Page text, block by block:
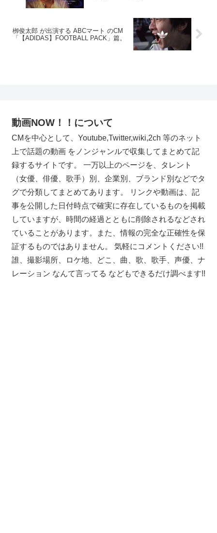
栁俊太郎 が出演する ABCマート のCM
「【ADIDAS】FOOTBALL PACK」篇。
動画NOW！！について
CMを中心として、Youtube,Twitter,wiki,2ch 等のネット
上で話題の動画 をノンジャンルで収集してまとめて記
録するサイトです。 一万以上のページを、タレント
（女優、俳優、歌手）別、企業別、ブランド別などでタ
グで分類してまとめてあります。 リンクや動画は、記
事を公開した日付時点で確実に存在しているものを掲載
していますが、時間の経過とともに削除されるなどされ
ていることがあります。また、情報の完全な正確性を保
証するものではありません。 気軽にコメントください!!
誰、撮影場所、ロケ地、どこ、曲、歌、歌手、声優、ナ
レーション なんて言ってる などもできるだけ調べます!!